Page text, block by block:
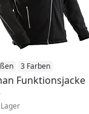
3 Farben
Funktionsjacke
am Lager